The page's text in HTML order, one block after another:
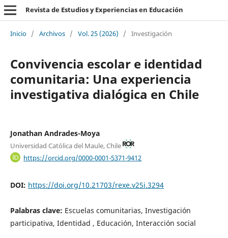
Revista de Estudios y Experiencias en Educación
Inicio / Archivos / Vol. 25 (2026) / Investigación
Convivencia escolar e identidad
comunitaria: Una experiencia
investigativa dialógica en Chile
Jonathan Andrades-Moya
Universidad Católica del Maule, Chile
https://orcid.org/0000-0001-5371-9412
DOI: https://doi.org/10.21703/rexe.v25i.3294
Palabras clave: Escuelas comunitarias, Investigación
participativa, Identidad , Educación, Interacción social